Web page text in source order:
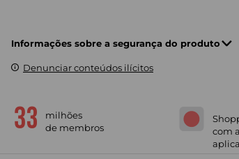
Informações sobre a segurança do produto
Denunciar conteúdos ilícitos
milhões
de membros
com